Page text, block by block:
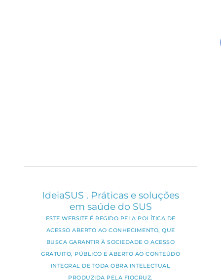
IdeiaSUS . Práticas e soluções
em saúde do SUS
ESTE WEBSITE É REGIDO PELA POLÍTICA DE
ACESSO ABERTO AO CONHECIMENTO, QUE
BUSCA GARANTIR À SOCIEDADE O ACESSO
GRATUITO, PÚBLICO E ABERTO AO CONTEÚDO
INTEGRAL DE TODA OBRA INTELECTUAL
PRODUZIDA PELA FIOCRUZ.